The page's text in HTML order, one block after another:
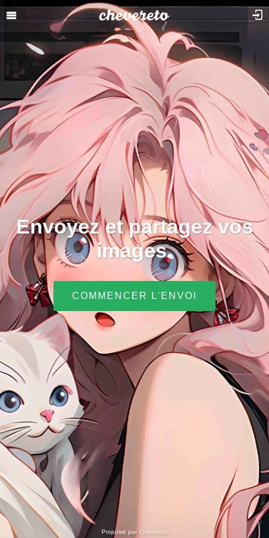
Envoyez et partagez vos
images.
COMMENCER L'ENVOI
Propulsé par Chevereto